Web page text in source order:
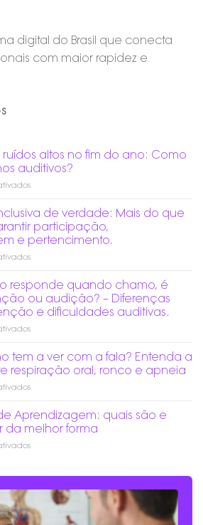
digital do Brasil que conecta
com maior rapidez e
altos no fim do ano: Como
auditivos?
em
ruídos
altos
no
fim
ano:
prevenir
danos
auditivos?
de verdade: Mais do que
participação,
e pertencimento.
em
Inclusiva
de
verdade:
Mais
do
acesso,
garantir
participação,
e
pertencimento.
responde quando chamo, é
ou audição? – Diferenças
e dificuldades auditivas.
em
não
responde
quando
é
falta
atenção
Diferenças
entre
desatenção
tem a ver com a fala? Entenda a
respiração oral, ronco e apneia
em
o
sono
tem
fala?
Entenda
Aprendizagem: quais são e
da melhor forma
em
quais
são
e